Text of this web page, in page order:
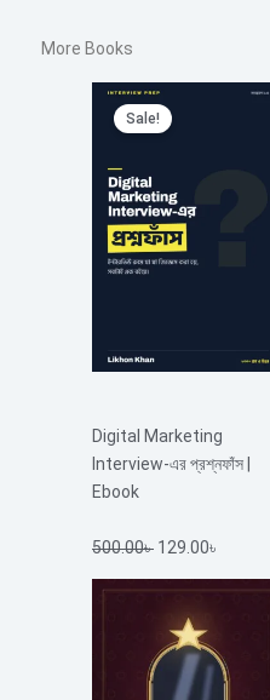
More Books​
Sale!
Digital Marketing
Interview-এর প্রশ্নফাঁস |
Ebook
500.00৳
Original
price
129.00৳
Current